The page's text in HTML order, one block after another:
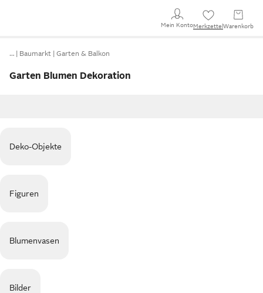
Mein KontoMerkzettel Warenkorb
… Baumarkt Garten & Balkon
Garten Blumen Dekoration
Deko-Objekte
Figuren
Blumenvasen
Bilder